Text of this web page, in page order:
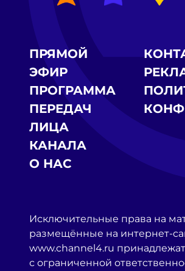
ПРЯМОЙ
ЭФИР
ПРОГРАММА
ПЕРЕДАЧ
ЛИЦА
КАНАЛА
О НАС
Исключительные права на
размещённые на интернет-
www.channel4.ru
с ограниченной